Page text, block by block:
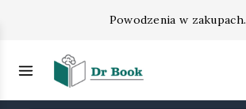
Powodzenia w zakupach.